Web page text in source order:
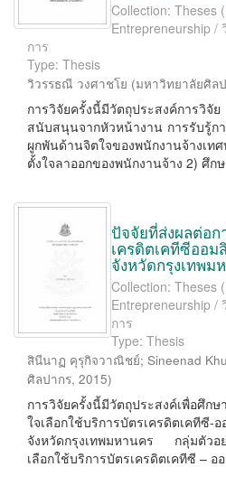
Collection: Theses
Entrepreneurship
การ
Type: Thesis
วิวรรธณี วงศาชโย (มหาวิทยาลัยศิล
การวิจัยครั้งนี้มีวัตถุประสงค์การวิ
สนับสนุนจากหัวหน้างาน การรับรู้ก
ผูกพันด้านจิตใจของพนักงานจ้างเ
ตั้งใจลาออกของพนักงานจ้าง 2) ศึก
ปัจจัยที่ส่งผลต่อก
เครดิตเคทีซีออ
จังหวัดกรุงเทพม
Collection: Theses
Entrepreneurship
การ
Type: Thesis
สินีนาฏ คุรุกิจวาณิชย์; Sineenad
ศิลปากร, 2015)
การวิจัยครั้งนี้มีวัตถุประสงค์เพื่อศึก
ใจเลือกใช้บริการบัตรเครดิตเค
จังหวัดกรุงเทพมหานคร กลุ่มตัวอ
เลือกใช้บริการบัตรเครดิตเคทีซี – อ